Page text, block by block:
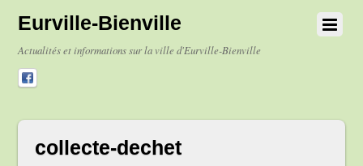
Eurville-Bienville
Actualités et informations sur la ville d'Eurville-Bienville
collecte-dechet